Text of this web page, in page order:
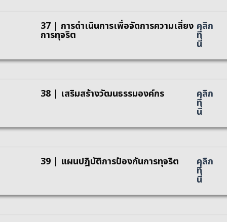
37 | การดำเนินการเพื่อจัดการความเสี่ยง
การทุจริต
คลิก
ที่
นี่
38 | เสริมสร้างวัฒนธรรมองค์กร คลิก
ที่
นี่
39 | แผนปฎิบัติการป้องกันการทุจริต คลิก
ที่
นี่